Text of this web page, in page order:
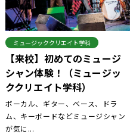
ミュージッククリエイト学科
【来校】初めてのミュージ
シャン体験！（ミュージッ
ククリエイト学科）
ボーカル、ギター、ベース、ドラ
ム、キーボードなどミュージシャン
が気に...